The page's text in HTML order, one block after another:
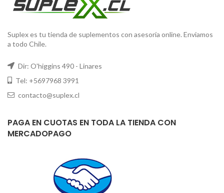
Suplex es tu tienda de suplementos con asesoría online. Enviamos
a todo Chile.
Dir: O'higgins 490 - Linares
Tel: +5697968 3991
contacto@suplex.cl
PAGA EN CUOTAS EN TODA LA TIENDA CON
MERCADOPAGO